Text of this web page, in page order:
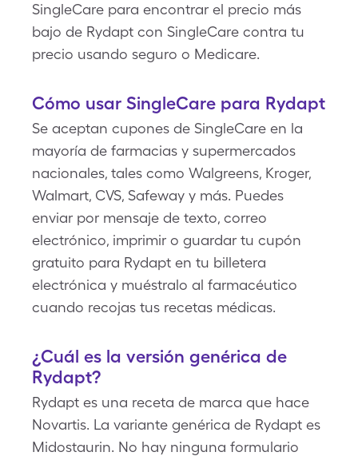
SingleCare para encontrar el precio más
bajo de Rydapt con SingleCare contra tu
precio usando seguro o Medicare.
Cómo usar SingleCare para Rydapt
Se aceptan cupones de SingleCare en la
mayoría de farmacias y supermercados
nacionales, tales como Walgreens, Kroger,
Walmart, CVS, Safeway y más. Puedes
enviar por mensaje de texto, correo
electrónico, imprimir o guardar tu cupón
gratuito para Rydapt en tu billetera
electrónica y muéstralo al farmacéutico
cuando recojas tus recetas médicas.
¿Cuál es la versión genérica de
Rydapt?
Rydapt es una receta de marca que hace
Novartis. La variante genérica de Rydapt es
Midostaurin. No hay ninguna formulario